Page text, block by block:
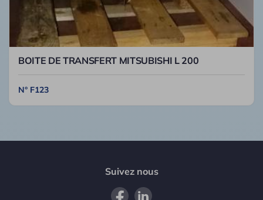
BOITE DE TRANSFERT MITSUBISHI L 200
N° F123
Suivez nous